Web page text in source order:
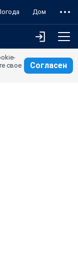
Дом
свое
Согласен